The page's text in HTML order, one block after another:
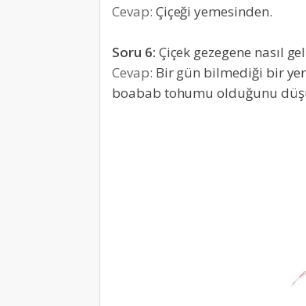
Cevap: Çiçeği yemesinden.
Soru 6: Çiçek gezegene nasıl
Cevap: Bir gün bilmediği bir
boabab tohumu olduğunu